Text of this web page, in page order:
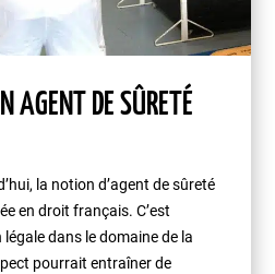
AGENT DE SÛRETÉ
la notion d’agent de sûreté
en droit français. C’est
dans le domaine de la
pourrait entraîner de